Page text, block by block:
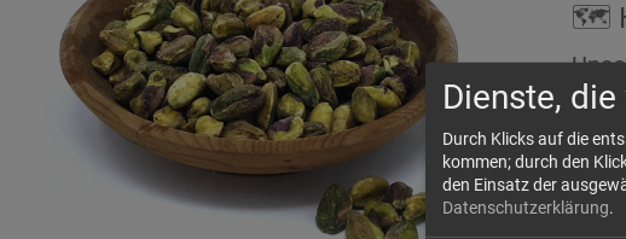
🗺
mit
Dienste,
Durch Klicks auf die
kommen; durch den
den Einsatz der
Datenschutzerklärung.